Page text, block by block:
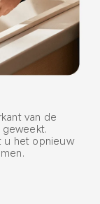
van de
u het opnieuw